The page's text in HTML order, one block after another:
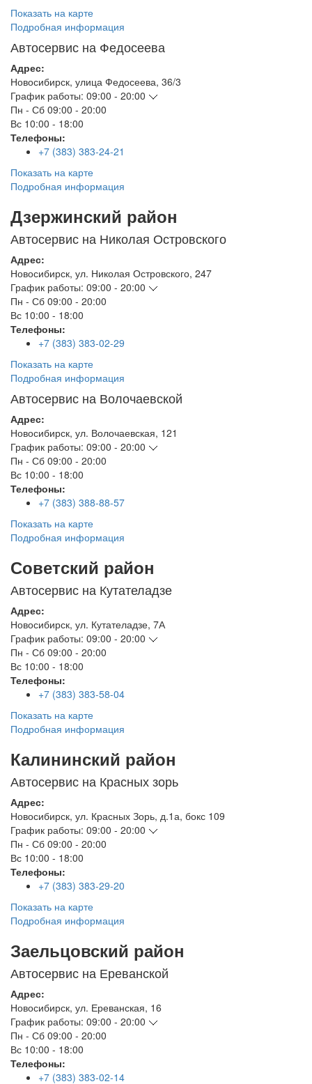
Показать на карте
Подробная информация
Автосервис на Федосеева
Адрес:
Новосибирск, улица Федосеева, 36/3
График работы: 09:00 - 20:00
Пн - Сб 09:00 - 20:00
Вс 10:00 - 18:00
Телефоны:
+7 (383) 383-24-21
Показать на карте
Подробная информация
Дзержинский район
Автосервис на Николая Островского
Адрес:
Новосибирск, ул. Николая Островского, 247
График работы: 09:00 - 20:00
Пн - Сб 09:00 - 20:00
Вс 10:00 - 18:00
Телефоны:
+7 (383) 383-02-29
Показать на карте
Подробная информация
Автосервис на Волочаевской
Адрес:
Новосибирск, ул. Волочаевская, 121
График работы: 09:00 - 20:00
Пн - Сб 09:00 - 20:00
Вс 10:00 - 18:00
Телефоны:
+7 (383) 388-88-57
Показать на карте
Подробная информация
Советский район
Автосервис на Кутателадзе
Адрес:
Новосибирск, ул. Кутателадзе, 7А
График работы: 09:00 - 20:00
Пн - Сб 09:00 - 20:00
Вс 10:00 - 18:00
Телефоны:
+7 (383) 383-58-04
Показать на карте
Подробная информация
Калининский район
Автосервис на Красных зорь
Адрес:
Новосибирск, ул. Красных Зорь, д.1а, бокс 109
График работы: 09:00 - 20:00
Пн - Сб 09:00 - 20:00
Вс 10:00 - 18:00
Телефоны:
+7 (383) 383-29-20
Показать на карте
Подробная информация
Заельцовский район
Автосервис на Ереванской
Адрес:
Новосибирск, ул. Ереванская, 16
График работы: 09:00 - 20:00
Пн - Сб 09:00 - 20:00
Вс 10:00 - 18:00
Телефоны:
+7 (383) 383-02-14